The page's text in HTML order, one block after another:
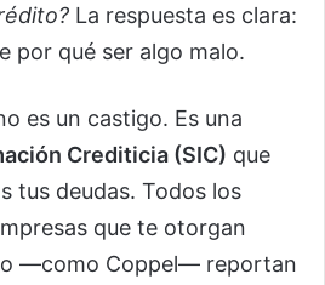
La respuesta es clara:
por qué ser algo malo.
es un castigo. Es una
Crediticia (SIC) que
tus deudas. Todos los
que te otorgan
—como Coppel— reportan